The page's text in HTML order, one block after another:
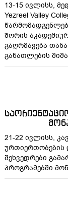
13-15 ივლისს,
Yezreel Valley
შორის
გაღრმავება
განათლების
21-22 ივლისს,
ურთიერთობების
შეხვედრები
პროგრამებში